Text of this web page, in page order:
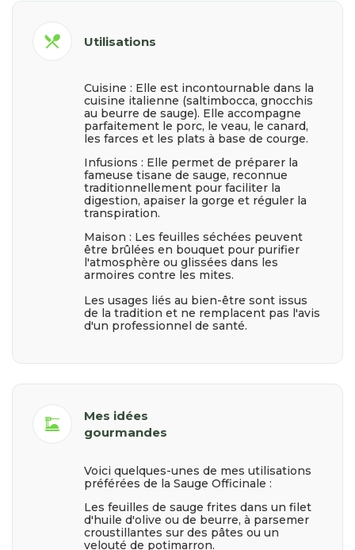
restaurant_menu Utilisations
Cuisine : Elle est incontournable dans la
cuisine italienne (saltimbocca, gnocchis
au beurre de sauge). Elle accompagne
parfaitement le porc, le veau, le canard,
les farces et les plats à base de courge.
Infusions : Elle permet de préparer la
fameuse tisane de sauge, reconnue
traditionnellement pour faciliter la
digestion, apaiser la gorge et réguler la
transpiration.
Maison : Les feuilles séchées peuvent
être brûlées en bouquet pour purifier
l'atmosphère ou glissées dans les
armoires contre les mites.
Les usages liés au bien-être sont issus
de la tradition et ne remplacent pas l'avis
d'un professionnel de santé.
dinner_dining
Mes idées
gourmandes
Voici quelques-unes de mes utilisations
préférées de la Sauge Officinale :
Les feuilles de sauge frites dans un filet
d'huile d'olive ou de beurre, à parsemer
croustillantes sur des pâtes ou un
velouté de potimarron.